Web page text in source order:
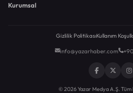
Kurumsal
Gizlilik PolitikasıKullanım
info@yazarhaber.com
© 2026 Yazar Medya A.Ş. Tüm